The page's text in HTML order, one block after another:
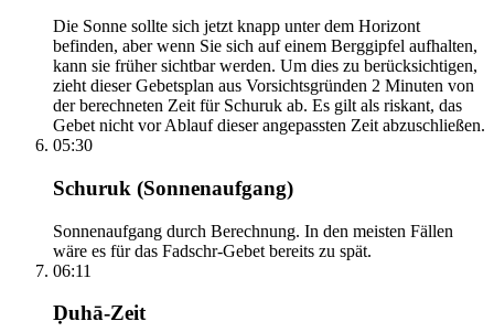
Die Sonne sollte sich jetzt knapp unter dem Horizont
befinden, aber wenn Sie sich auf einem Berggipfel aufhalten,
kann sie früher sichtbar werden. Um dies zu berücksichtigen,
zieht dieser Gebetsplan aus Vorsichtsgründen 2 Minuten von
der berechneten Zeit für Schuruk ab. Es gilt als riskant, das
Gebet nicht vor Ablauf dieser angepassten Zeit abzuschließen.
05:30
Schuruk (Sonnenaufgang)
Sonnenaufgang durch Berechnung. In den meisten Fällen
wäre es für das Fadschr-Gebet bereits zu spät.
06:11
Ḍuhā-Zeit